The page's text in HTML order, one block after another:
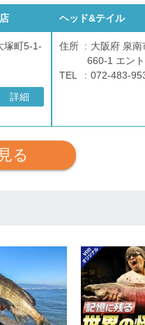
塚町5-1-
詳細
ヘッド&テイル
住所
大阪府 泉
660-1 エン
TEL
072-483-
る